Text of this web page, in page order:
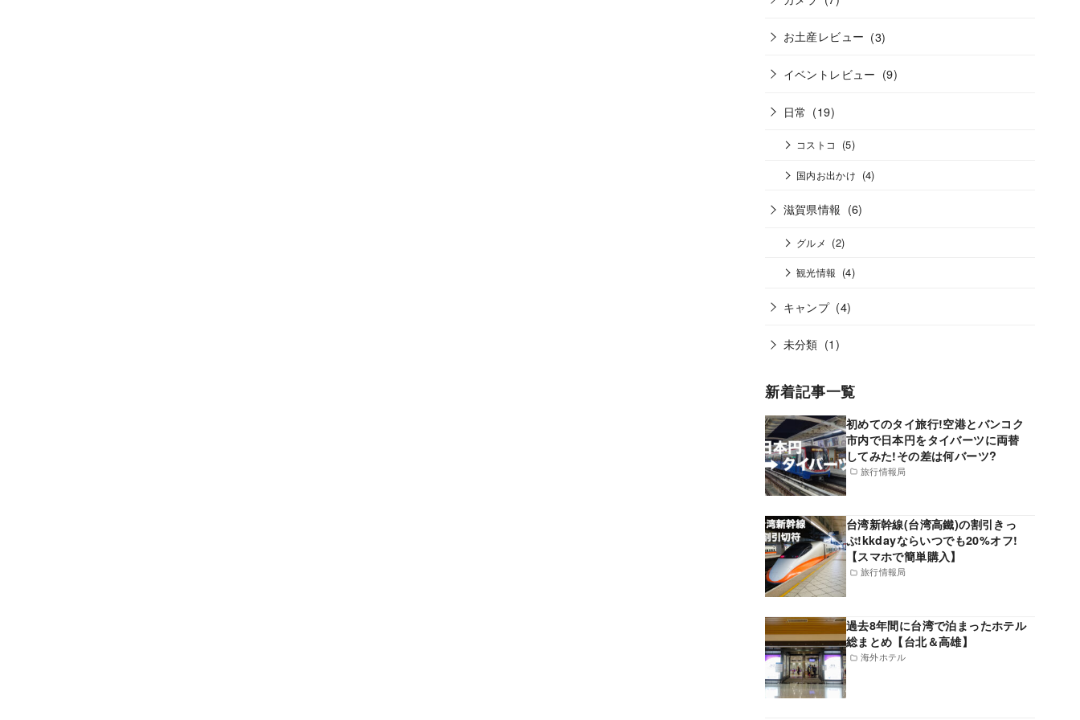
お土産レビュー (3)
イベントレビュー (9)
日常 (19)
コストコ (5)
国内お出かけ (4)
滋賀県情報 (6)
グルメ (2)
観光情報 (4)
キャンプ (4)
未分類 (1)
新着記事一覧
旅行情報局
初めてのタイ旅行!空港とバンコク
市内で日本円をタイバーツに両替
してみた!その差は何バーツ?
旅行情報局
台湾新幹線(台湾高鐵)の割引きっ
ぷ!kkdayならいつでも20%オフ!
【スマホで簡単購入】
海外ホテル
過去8年間に台湾で泊まったホテル
総まとめ【台北＆高雄】